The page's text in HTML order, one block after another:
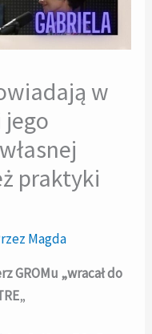
w
jego
praktyki
Magda
GROMu „wracał do
„